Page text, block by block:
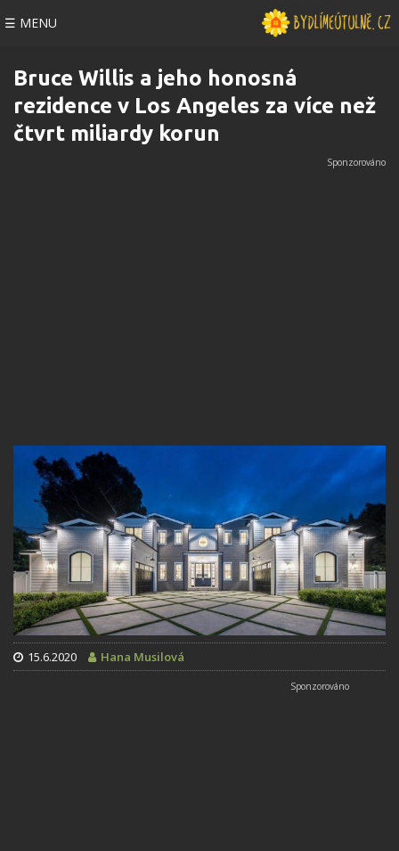
☰ MENU
Bruce Willis a jeho honosná
rezidence v Los Angeles za více než
čtvrt miliardy korun
15.6.2020 Hana Musilová